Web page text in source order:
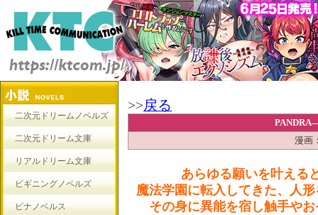
二次元ドリームノベルズ
二次元ドリーム文庫
リアルドリーム文庫
ビギニングノベルズ
ピナノベルス
>>戻る
漫画
あらゆる願いを叶える
魔法学園に転入してきた、人
その身に異能を宿し触手や